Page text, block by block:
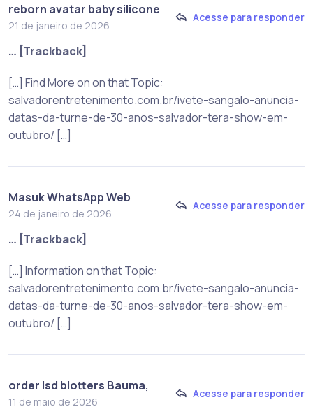
reborn avatar baby silicone
21 de janeiro de 2026
Acesse para responder
… [Trackback]
[…] Find More on on that Topic:
salvadorentretenimento.com.br/ivete-sangalo-anuncia-
datas-da-turne-de-30-anos-salvador-tera-show-em-
outubro/ […]
Masuk WhatsApp Web
24 de janeiro de 2026
Acesse para responder
… [Trackback]
[…] Information on that Topic:
salvadorentretenimento.com.br/ivete-sangalo-anuncia-
datas-da-turne-de-30-anos-salvador-tera-show-em-
outubro/ […]
order lsd blotters Bauma,
11 de maio de 2026
Acesse para responder